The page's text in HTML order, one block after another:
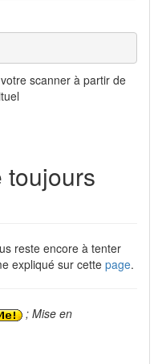
scanner à partir de
toujours
reste encore à tenter
expliqué sur cette page.
; Mise en